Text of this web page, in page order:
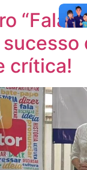
“Fala
crítica!